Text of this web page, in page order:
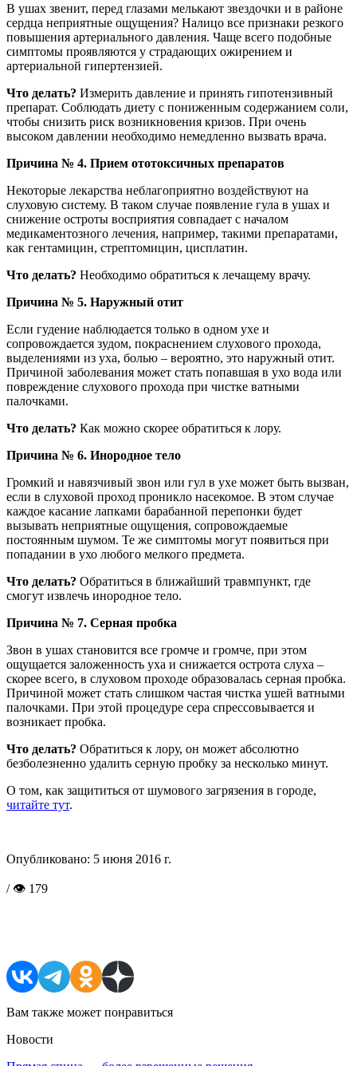
В ушах звенит, перед глазами мелькают звездочки и в районе
сердца неприятные ощущения? Налицо все признаки резкого
повышения артериального давления. Чаще всего подобные
симптомы проявляются у страдающих ожирением и
артериальной гипертензией.
Что делать? Измерить давление и принять гипотензивный
препарат. Соблюдать диету с пониженным содержанием соли,
чтобы снизить риск возникновения кризов. При очень
высоком давлении необходимо немедленно вызвать врача.
Причина № 4. Прием ототоксичных препаратов
Некоторые лекарства неблагоприятно воздействуют на
слуховую систему. В таком случае появление гула в ушах и
снижение остроты восприятия совпадает с началом
медикаментозного лечения, например, такими препаратами,
как гентамицин, стрептомицин, цисплатин.
Что делать? Необходимо обратиться к лечащему врачу.
Причина № 5. Наружный отит
Если гудение наблюдается только в одном ухе и
сопровождается зудом, покраснением слухового прохода,
выделениями из уха, болью – вероятно, это наружный отит.
Причиной заболевания может стать попавшая в ухо вода или
повреждение слухового прохода при чистке ватными
палочками.
Что делать? Как можно скорее обратиться к лору.
Причина № 6. Инородное тело
Громкий и навязчивый звон или гул в ухе может быть вызван,
если в слуховой проход проникло насекомое. В этом случае
каждое касание лапками барабанной перепонки будет
вызывать неприятные ощущения, сопровождаемые
постоянным шумом. Те же симптомы могут появиться при
попадании в ухо любого мелкого предмета.
Что делать? Обратиться в ближайший травмпункт, где
смогут извлечь инородное тело.
Причина № 7. Серная пробка
Звон в ушах становится все громче и громче, при этом
ощущается заложенность уха и снижается острота слуха –
скорее всего, в слуховом проходе образовалась серная пробка.
Причиной может стать слишком частая чистка ушей ватными
палочками. При этой процедуре сера спрессовывается и
возникает пробка.
Что делать? Обратиться к лору, он может абсолютно
безболезненно удалить серную пробку за несколько минут.
О том, как защититься от шумового загрязения в городе,
читайте тут.
Опубликовано: 5 июня 2016 г.
/ 👁 179
Вам также может понравиться
Новости